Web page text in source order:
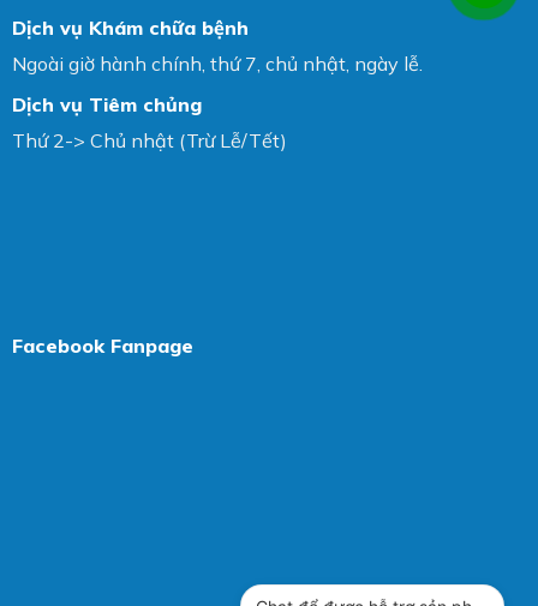
Dịch vụ Khám chữa bệnh
Ngoài giờ hành chính, thứ 7, chủ nhật, ngày lễ.
Dịch vụ Tiêm chủng
Thứ 2-> Chủ nhật (Trừ Lễ/Tết)
Facebook Fanpage